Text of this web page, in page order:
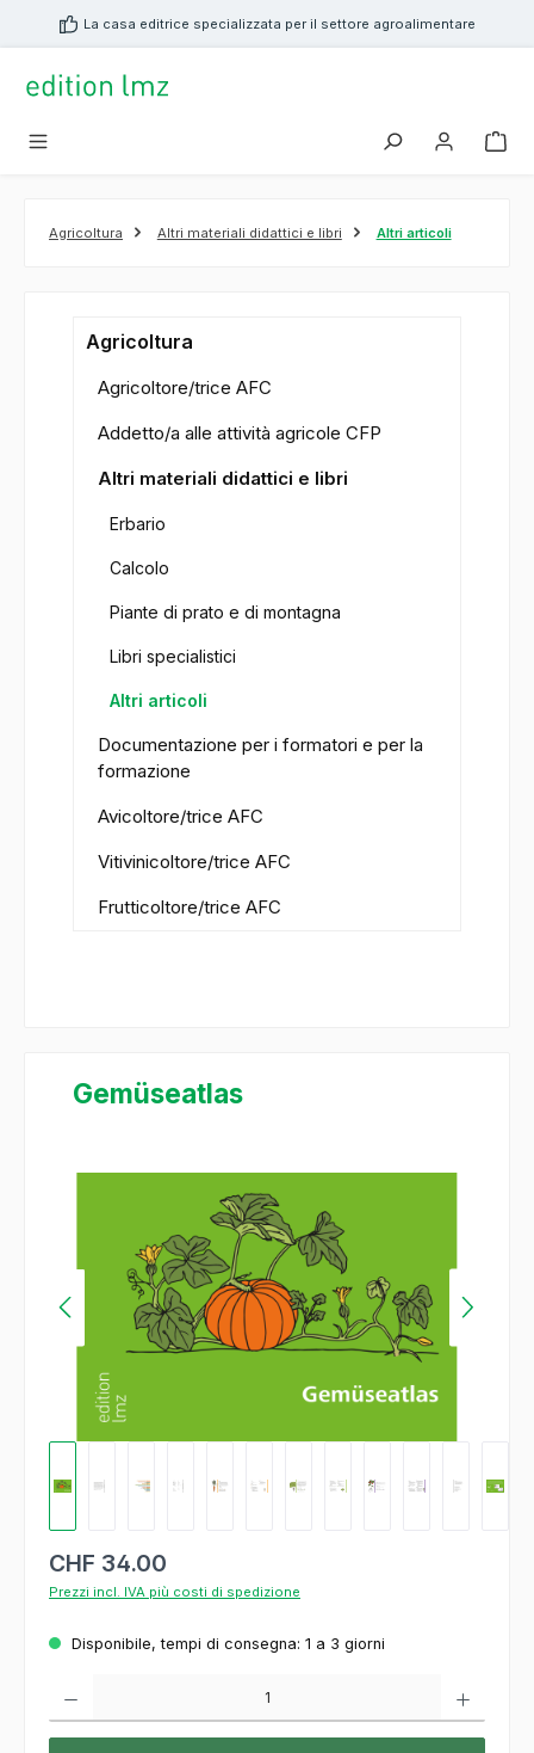
principaleLa casa editrice specializzata per il settore agroalimentare
Agricoltura Altri materiali didattici e libri Altri articoli
Agricoltura
Agricoltore/trice AFC
Addetto/a alle attività agricole CFP
Altri materiali didattici e libri
Erbario
Calcolo
Piante di prato e di montagna
Libri specialistici
Altri articoli
Documentazione per i formatori e per la
formazione
Avicoltore/trice AFC
Vitivinicoltore/trice AFC
Frutticoltore/trice AFC
Gemüseatlas
CHF 34.00
Prezzi incl. IVA più costi di spedizione
Disponibile, tempi di consegna: 1 a 3 giorni